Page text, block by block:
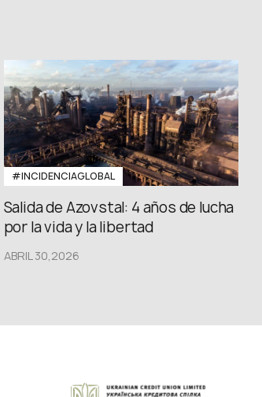
#INCIDENCIAGLOBAL
Salida de Azovstal: 4 años de lucha
por la vida y la libertad
ABRIL 30,2026